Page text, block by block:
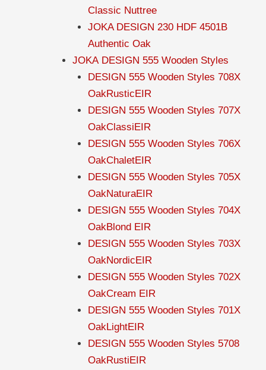
Classic Nuttree
JOKA DESIGN 230 HDF 4501B
Authentic Oak
JOKA DESIGN 555 Wooden Styles
DESIGN 555 Wooden Styles 708X
OakRusticEIR
DESIGN 555 Wooden Styles 707X
OakClassiEIR
DESIGN 555 Wooden Styles 706X
OakChaletEIR
DESIGN 555 Wooden Styles 705X
OakNaturaEIR
DESIGN 555 Wooden Styles 704X
OakBlond EIR
DESIGN 555 Wooden Styles 703X
OakNordicEIR
DESIGN 555 Wooden Styles 702X
OakCream EIR
DESIGN 555 Wooden Styles 701X
OakLightEIR
DESIGN 555 Wooden Styles 5708
OakRustiEIR